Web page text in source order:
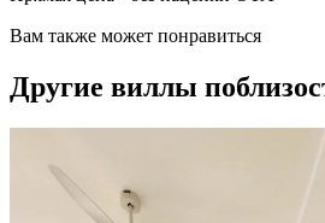
Вам также может понравиться
Другие виллы